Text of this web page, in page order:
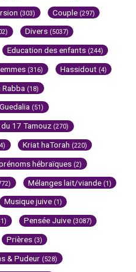
(303) Couple (297)
Divers (5037)
Education des enfants (244)
(316) Hassidout (4)
Rabba (18)
(51)
17 Tamouz (270)
Kriat haTorah (220)
hébraïques (2)
Mélanges lait/viande (1)
Musique juive (1)
Pensée Juive (3087)
Prières (3)
& Pudeur (528)